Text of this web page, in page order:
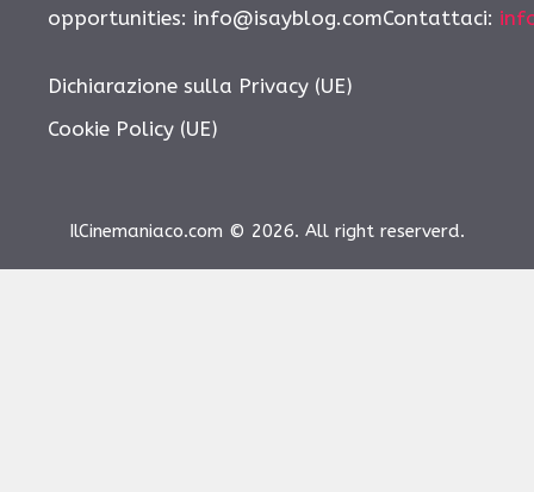
opportunities: info@isayblog.comContattaci:
Dichiarazione sulla Privacy (UE)
Cookie Policy (UE)
IlCinemaniaco.com © 2026. All right reserverd.